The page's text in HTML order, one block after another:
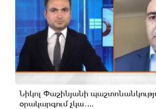
Նիկոլ Փաշինյանի
օրակարգում չկա․...